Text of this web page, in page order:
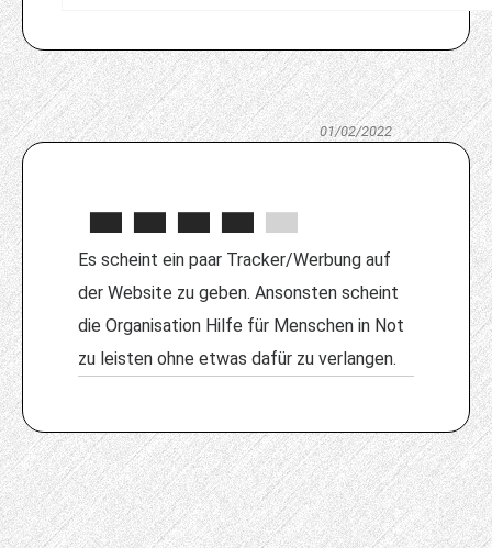
01/02/2022
Es scheint ein paar Tracker/Werbung auf
der Website zu geben. Ansonsten scheint
die Organisation Hilfe für Menschen in Not
zu leisten ohne etwas dafür zu verlangen.